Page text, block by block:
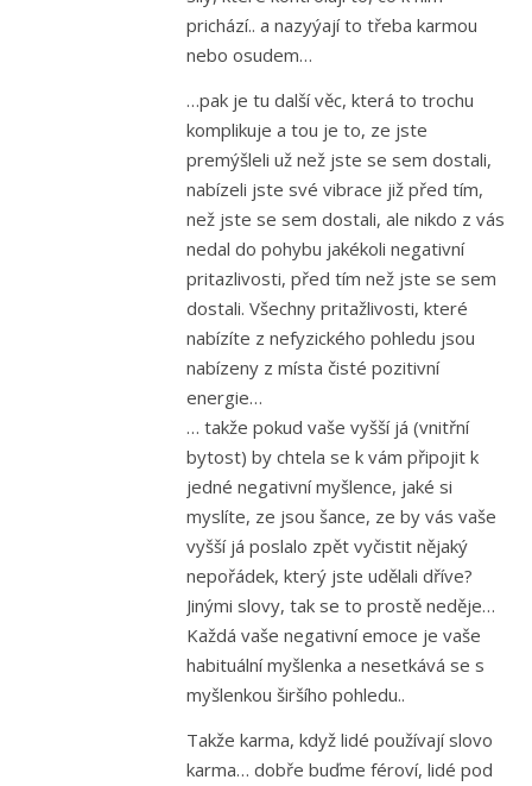
prichází.. a nazyýají to třeba karmou
nebo osudem…
…pak je tu další věc, která to trochu
komplikuje a tou je to, ze jste
premýšleli už než jste se sem dostali,
nabízeli jste své vibrace již před tím,
než jste se sem dostali, ale nikdo z vás
nedal do pohybu jakékoli negativní
pritazlivosti, před tím než jste se sem
dostali. Všechny pritažlivosti, které
nabízíte z nefyzického pohledu jsou
nabízeny z místa čisté pozitivní
energie…
… takže pokud vaše vyšší já (vnitřní
bytost) by chtela se k vám připojit k
jedné negativní myšlence, jaké si
myslíte, ze jsou šance, ze by vás vaše
vyšší já poslalo zpět vyčistit nějaký
nepořádek, který jste udělali dříve?
Jinými slovy, tak se to prostě neděje…
Každá vaše negativní emoce je vaše
habituální myšlenka a nesetkává se s
myšlenkou širšího pohledu..
Takže karma, když lidé používají slovo
karma… dobře buďme féroví, lidé pod